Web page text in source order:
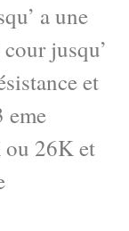
a une
jusqu’
et
eme
ou 26K et